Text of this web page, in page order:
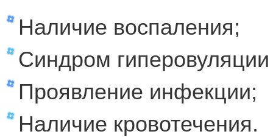
Наличие воспаления;
Синдром
Проявление инфекции;
Наличие кровотечения.